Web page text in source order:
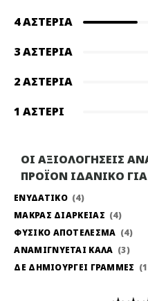
4 ΑΣΤΈΡΙΑ
3 ΑΣΤΈΡΙΑ
2 ΑΣΤΈΡΙΑ
1 ΑΣΤΈΡΙ
ΟΙ ΑΞΙΟΛΟΓΗΣΕΙΣ
ΠΡΟΪΟΝ ΙΔΑΝΙΚΟ ΓΙΑ
ΕΝΥΔΑΤΙΚΟ
4
ΜΑΚΡΑΣ ΔΙΑΡΚΕΙΑΣ
4
ΦΥΣΙΚΟ ΑΠΟΤΕΛΕΣΜΑ
4
ΑΝΑΜΙΓΝΥΕΤΑΙ ΚΑΛΑ
3
ΔΕ ΔΗΜΙΟΥΡΓΕΙ ΓΡΑΜΜΕΣ
1